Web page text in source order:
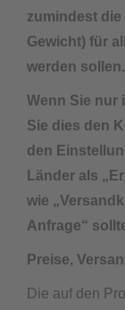
zumindest
Gewicht) für
werden sollen.
Wenn Sie nur
Sie dies den
den
Länder als
wie
Anfrage“
Preise,
Die auf den